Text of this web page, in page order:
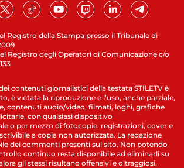
Registro della Stampa presso il Tribunale di
Registro degli Operatori di Comunicazione c/o
contenuti giornalistici della testata STILETV è
è vietata la riproduzione e l’uso, anche parziale,
contenuti audio/video, filmati, loghi, grafiche
con qualsiasi dispositivo
o per mezzo di fotocopie, registrazioni, cover e
a copia non autorizzata. La redazione
dei commenti presenti sul sito. Non potendo
continuo resta disponibile ad eliminarli su
gli stessi risultano offensivi e oltraggiosi.